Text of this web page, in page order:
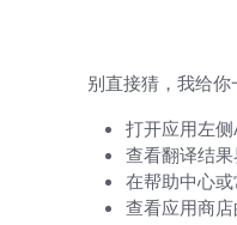
别直接猜，我给
打开应用左
查看翻译结果
在帮助中心
查看应用商